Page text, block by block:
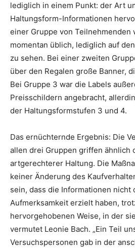
lediglich in einem Punkt: der Art
Haltungsform-Informationen
einer Gruppe von Teilnehmenden
momentan üblich, lediglich auf
zu sehen. Bei einer zweiten
über den Regalen große Banner,
Bei Gruppe 3 war die Labels
Preisschildern angebracht,
der Haltungsformstufen 3 und 4.
Das ernüchternde Ergebnis: Die
allen drei Gruppen griffen ähnlich
artgerechterer Haltung. Die
keiner Änderung des
sein, dass die Informationen nicht
Aufmerksamkeit erzielt haben,
hervorgehobenen Weise, in der
vermutet Leonie Bach. „Ein Teil
Versuchspersonen gab in der